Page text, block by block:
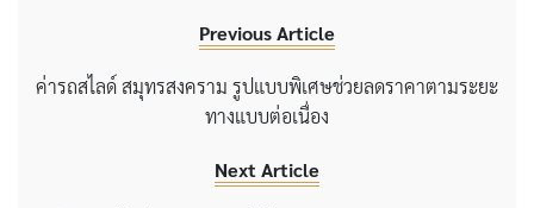
Previous Article
ค่ารถสไลด์ สมุทรสงคราม รูปแบบพิเศษช่วยลดราคาตามระยะ
ทางแบบต่อเนื่อง
Next Article